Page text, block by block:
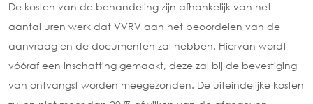
De kosten van de behandeling zijn afhankelijk van het
aantal uren werk dat VVRV aan het beoordelen van de
aanvraag en de documenten zal hebben. Hiervan wordt
vóóraf een inschatting gemaakt, deze zal bij de bevestiging
van ontvangst worden meegezonden. De uiteindelijke kosten